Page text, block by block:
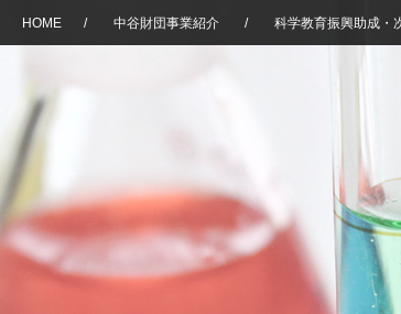
HOME / 中谷財団事業紹介 / 科学教育振興助成・